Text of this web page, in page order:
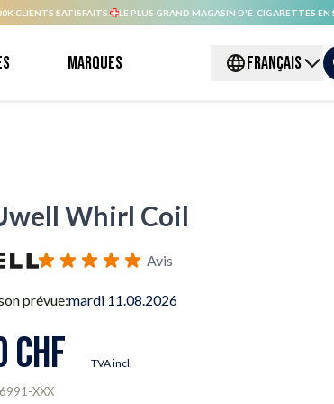
CLIENTS SATISFAITS. LE PLUS GRAND MAGASIN D'E-CIGARETTES EN
Marques FRANÇAIS
Whirl Coil
Avis
prévue:mardi 11.08.2026
TVA incl.
XXX